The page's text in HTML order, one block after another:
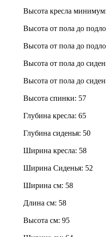
Высота кресла
Высота от пола до
Высота от пола до
Высота от пола до
Высота от пола до
Высота спинки: 57
Глубина кресла: 65
Глубина сиденья: 50
Ширина кресла: 58
Ширина Сиденья: 52
Ширина см: 58
Длина см: 58
Высота см: 95